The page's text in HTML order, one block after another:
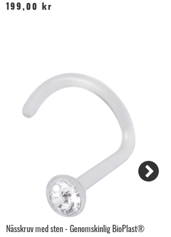
199,00 kr
Nässkruv med sten - Genomskinlig BioPlast®